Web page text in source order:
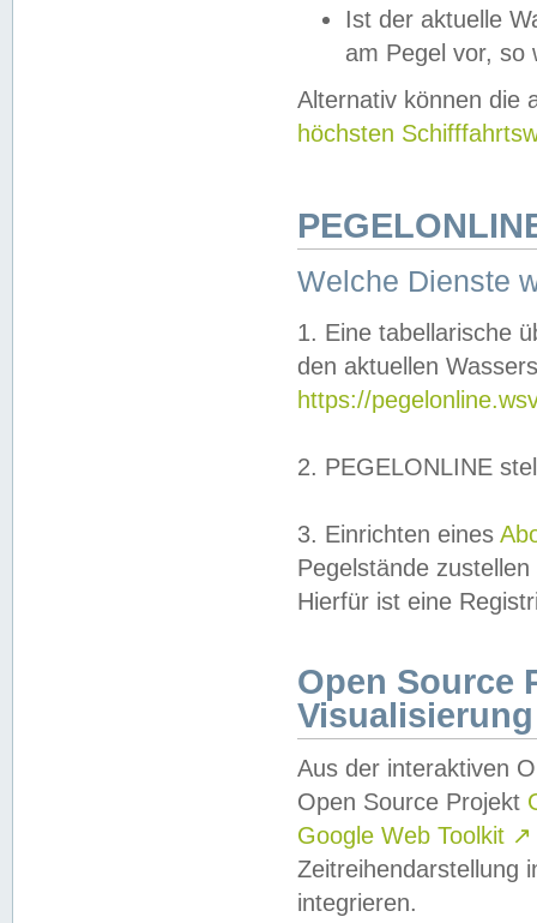
Ist der aktuelle
am Pegel vor,
Alternativ können die
höchsten
Welche Dienste
1. Eine tabellarische
den aktuellen
https://
2. PEGELONLINE
3. Einrichten eines
Pegelstände
Hierfür ist eine
Open Source
Visualisierung
Aus der interaktiven
Open Source Projekt
Google Web Toolkit ↗
Zeitreihendarstellung
integrieren.